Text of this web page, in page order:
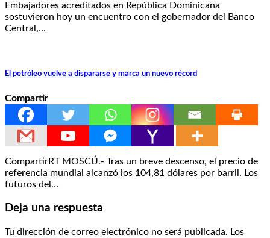
Embajadores acreditados en República Dominicana
sostuvieron hoy un encuentro con el gobernador del Banco
Central,…
El petróleo vuelve a dispararse y marca un nuevo récord
Compartir
CompartirRT MOSCÚ.- Tras un breve descenso, el precio de
referencia mundial alcanzó los 104,81 dólares por barril. Los
futuros del…
Deja una respuesta
Tu dirección de correo electrónico no será publicada. Los